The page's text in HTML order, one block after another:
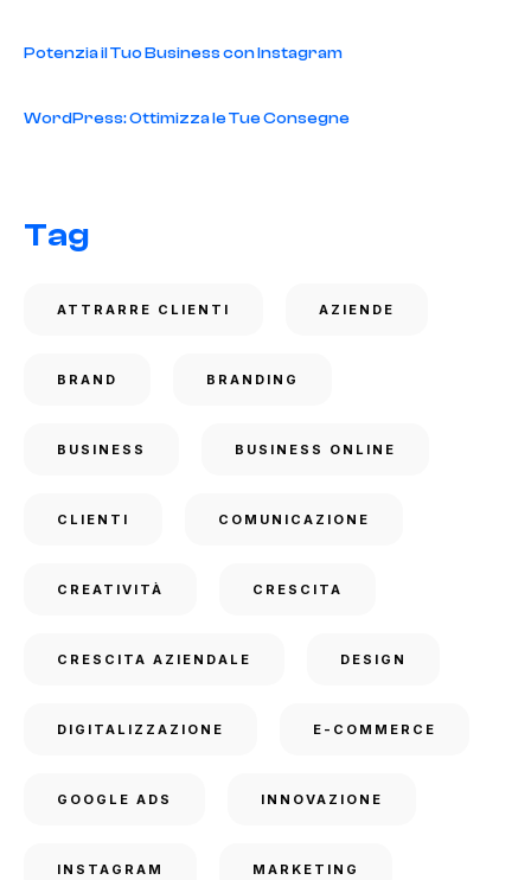
Potenzia il Tuo Business con Instagram
WordPress: Ottimizza le Tue Consegne
Tag
ATTRARRE CLIENTI AZIENDE
BRAND BRANDING
BUSINESS BUSINESS ONLINE
CLIENTI COMUNICAZIONE
CREATIVITÀ CRESCITA
CRESCITA AZIENDALE DESIGN
DIGITALIZZAZIONE E-COMMERCE
GOOGLE ADS INNOVAZIONE
INSTAGRAM MARKETING